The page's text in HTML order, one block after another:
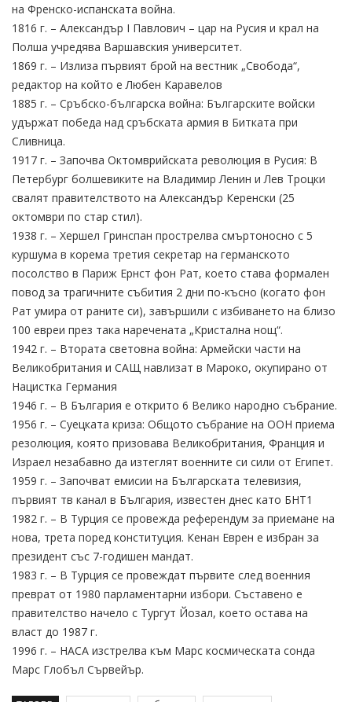
на Френско-испанската война.
1816 г. – Александър I Павлович – цар на Русия и крал на
Полша учредява Варшавския университет.
1869 г. – Излиза първият брой на вестник „Свобода“,
редактор на който е Любен Каравелов
1885 г. – Сръбско-българска война: Българските войски
удържат победа над сръбската армия в Битката при
Сливница.
1917 г. – Започва Октомврийската революция в Русия: В
Петербург болшевиките на Владимир Ленин и Лев Троцки
свалят правителството на Александър Керенски (25
октомври по стар стил).
1938 г. – Хершел Гринспан прострелва смъртоносно с 5
куршума в корема третия секретар на германското
посолство в Париж Ернст фон Рат, което става формален
повод за трагичните събития 2 дни по-късно (когато фон
Рат умира от раните си), завършили с избиването на близо
100 евреи през така наречената „Кристална нощ“.
1942 г. – Втората световна война: Армейски части на
Великобритания и САЩ навлизат в Мароко, окупирано от
Нацистка Германия
1946 г. – В България е открито 6 Велико народно събрание.
1956 г. – Суецката криза: Общото събрание на ООН приема
резолюция, която призовава Великобритания, Франция и
Израел незабавно да изтеглят военните си сили от Египет.
1959 г. – Започват емисии на Българската телевизия,
първият тв канал в България, известен днес като БНТ1
1982 г. – В Турция се провежда референдум за приемане на
нова, трета поред конституция. Кенан Еврен е избран за
президент със 7-годишен мандат.
1983 г. – В Турция се провеждат първите след военния
преврат от 1980 парламентарни избори. Съставено е
правителство начело с Тургут Йозал, което остава на
власт до 1987 г.
1996 г. – НАСА изстрелва към Марс космическата сонда
Марс Глобъл Сървейър.